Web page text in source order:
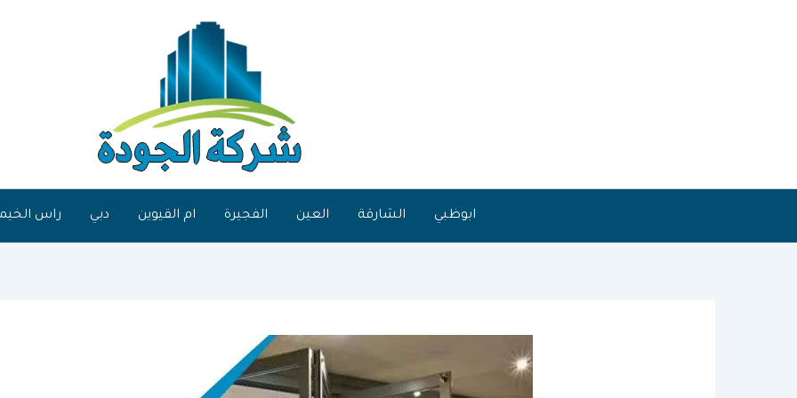
ابوظبي الشارقة العين الفجيرة ام القيوين دبي راس